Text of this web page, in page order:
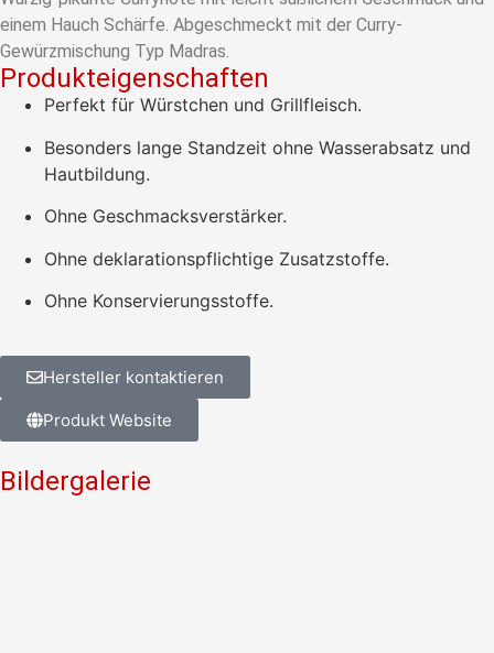
einem Hauch Schärfe. Abgeschmeckt mit der Curry-
Gewürzmischung Typ Madras.
Produkteigenschaften
Perfekt für Würstchen und Grillfleisch.
Besonders lange Standzeit ohne Wasserabsatz und
Hautbildung.
Ohne Geschmacksverstärker.
Ohne deklarationspflichtige Zusatzstoffe.
Ohne Konservierungsstoffe.
Hersteller kontaktieren
Produkt Website
Bildergalerie